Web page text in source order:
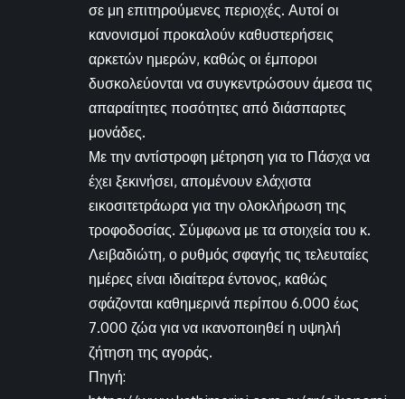
σε μη επιτηρούμενες περιοχές. Αυτοί οι
κανονισμοί προκαλούν καθυστερήσεις
αρκετών ημερών, καθώς οι έμποροι
δυσκολεύονται να συγκεντρώσουν άμεσα τις
απαραίτητες ποσότητες από διάσπαρτες
μονάδες.
Με την αντίστροφη μέτρηση για το Πάσχα να
έχει ξεκινήσει, απομένουν ελάχιστα
εικοσιτετράωρα για την ολοκλήρωση της
τροφοδοσίας. Σύμφωνα με τα στοιχεία του κ.
Λειβαδιώτη, ο ρυθμός σφαγής τις τελευταίες
ημέρες είναι ιδιαίτερα έντονος, καθώς
σφάζονται καθημερινά περίπου 6.000 έως
7.000 ζώα για να ικανοποιηθεί η υψηλή
ζήτηση της αγοράς.
Πηγή: